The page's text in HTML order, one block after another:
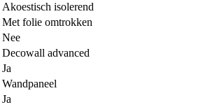
Akoestisch isolerend
Met folie omtrokken
Nee
Decowall advanced
Ja
Wandpaneel
Ja